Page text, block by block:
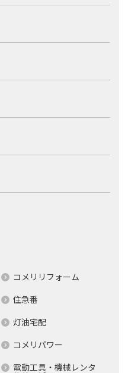
コメリリフォーム
住急番
灯油宅配
コメリパワー
電動工具・機械レンタ